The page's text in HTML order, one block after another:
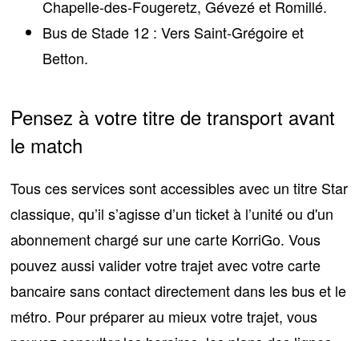
Chapelle-des-Fougeretz, Gévezé et Romillé.
Bus de Stade 12 : Vers Saint-Grégoire et
Betton.
Pensez à votre titre de transport avant
le match
Tous ces services sont accessibles avec un titre Star
classique, qu’il s’agisse d’un ticket à l’unité ou d'un
abonnement chargé sur une carte KorriGo. Vous
pouvez aussi valider votre trajet avec votre carte
bancaire sans contact directement dans les bus et le
métro. Pour préparer au mieux votre trajet, vous